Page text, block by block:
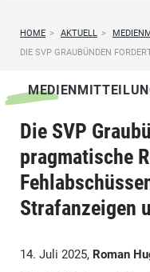
HOME > AKTUELL >
DIE SVP GRAUBÜNDEN
Die SVP
pragmatische
Strafanzeigen
14. Juli 2025, Roman